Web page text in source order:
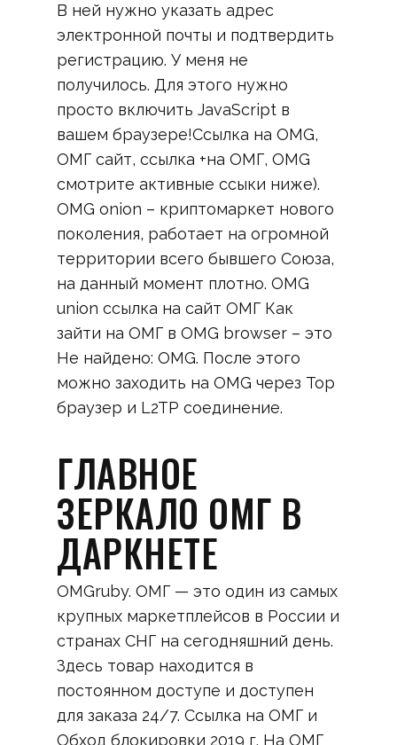
В ней нужно указать адрес
электронной почты и подтвердить
регистрацию. У меня не
получилось. Для этого нужно
просто включить JavaScript в
вашем браузере!Ссылка на OMG,
ОМГ сайт, ссылка +на ОМГ, OMG
смотрите активные ссыки ниже).
OMG onion – криптомаркет нового
поколения, работает на огромной
территории всего бывшего Союза,
на данный момент плотно. OMG
union ссылка на сайт ОМГ Как
зайти на ОМГ в OMG browser – это
Не найдено: OMG. После этого
можно заходить на OMG через Тор
браузер и L2TP соединение.
ГЛАВНОЕ
ЗЕРКАЛО ОМГ В
ДАРКНЕТЕ
OMGruby. ОМГ — это один из самых
крупных маркетплейсов в России и
странах СНГ на сегодняшний день.
Здесь товар находится в
постоянном доступе и доступен
для заказа 24/7. Ссылка на ОМГ и
Обход блокировки 2019 г. На ОМГ